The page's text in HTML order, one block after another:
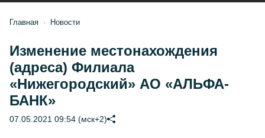
Главная Новости
Изменение местонахождения
(адреса) Филиала
«Нижегородский» АО «АЛЬФА-
БАНК»
07.05.2021 09:54 (мск+2)